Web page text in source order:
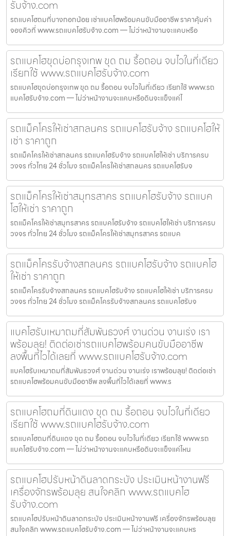
รับจ้าง.com
รถแบคโฮถมที่บางกอกน้อย เช่าแบคโฮพร้อมคนขับมืออาชีพ ราคาคุ้มค่า
จองคิวที่ www.รถแบคโฮรับจ้าง.com — ไม่ว่าหน้างานจะแคบหรือ
รถแบคโฮขุดบ่อกรุงเทพ ขุด ถม รื้อถอน จบไวในที่เดียว
เรียกใช้ www.รถแบคโฮรับจ้าง.com
รถแบคโฮขุดบ่อกรุงเทพ ขุด ถม รื้อถอน จบไวในที่เดียว เรียกใช้ www.รถ
แบคโฮรับจ้าง.com — ไม่ว่าหน้างานจะแคบหรือดินจะแข็งแค่ไ
รถแม็คโครให้เช่าสกลนคร รถแบคโฮรับจ้าง รถแบคโฮให้
เช่า ราคาถูก
รถแม็คโครให้เช่าสกลนคร รถแบคโฮรับจ้าง รถแบคโฮให้เช่า บริการครบ
วงจร ทั่วไทย 24 ชั่วโมง รถแม็คโครให้เช่าสกลนคร รถแบคโฮรับจ
รถแม็คโครให้เช่าสมุทรสาคร รถแบคโฮรับจ้าง รถแบค
โฮให้เช่า ราคาถูก
รถแม็คโครให้เช่าสมุทรสาคร รถแบคโฮรับจ้าง รถแบคโฮให้เช่า บริการครบ
วงจร ทั่วไทย 24 ชั่วโมง รถแม็คโครให้เช่าสมุทรสาคร รถแบค
รถแม็คโครรับจ้างสกลนคร รถแบคโฮรับจ้าง รถแบคโฮ
ให้เช่า ราคาถูก
รถแม็คโครรับจ้างสกลนคร รถแบคโฮรับจ้าง รถแบคโฮให้เช่า บริการครบ
วงจร ทั่วไทย 24 ชั่วโมง รถแม็คโครรับจ้างสกลนคร รถแบคโฮรับจ
แบคโฮรับเหมาถมที่สัมพันธวงศ์ งานด่วน งานเร่ง เรา
พร้อมลุย! ติดต่อเช่ารถแบคโฮพร้อมคนขับมืออาชีพ
ลงพื้นที่ไวได้เลยที่ www.รถแบคโฮรับจ้าง.com
แบคโฮรับเหมาถมที่สัมพันธวงศ์ งานด่วน งานเร่ง เราพร้อมลุย! ติดต่อเช่า
รถแบคโฮพร้อมคนขับมืออาชีพ ลงพื้นที่ไวได้เลยที่ www.ร
รถแบคโฮถมที่ดินแดง ขุด ถม รื้อถอน จบไวในที่เดียว
เรียกใช้ www.รถแบคโฮรับจ้าง.com
รถแบคโฮถมที่ดินแดง ขุด ถม รื้อถอน จบไวในที่เดียว เรียกใช้ www.รถ
แบคโฮรับจ้าง.com — ไม่ว่าหน้างานจะแคบหรือดินจะแข็งแค่ไหน
รถแบคโฮปรับหน้าดินลาดกระบัง ประเมินหน้างานฟรี
เครื่องจักรพร้อมลุย สนใจคลิก www.รถแบคโฮ
รับจ้าง.com
รถแบคโฮปรับหน้าดินลาดกระบัง ประเมินหน้างานฟรี เครื่องจักรพร้อมลุย
สนใจคลิก www.รถแบคโฮรับจ้าง.com — ไม่ว่าหน้างานจะแคบหร